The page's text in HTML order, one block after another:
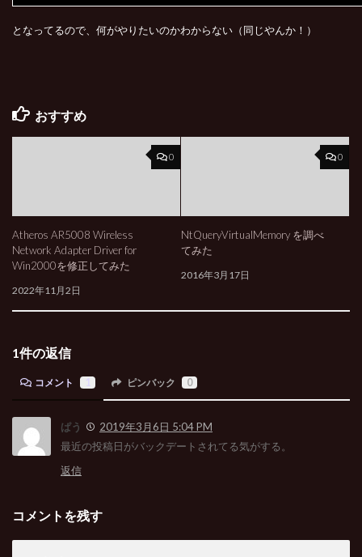
となってるので、何がやりたいのかわからない（同じやんか！）
おすすめ
0
Atheros AR5008 Wireless
Network Adapter Driver for
Win2000を修正してみた
2022年11月2日
0
NtQueryVirtualMemory を調べ
てみた
2016年3月17日
1件の返信
コメント ピンバック 0
ぱう
2019年3月6日 5:04 PM
最近の投稿日がバックデートされてる気がする。
返信
コメントを残す